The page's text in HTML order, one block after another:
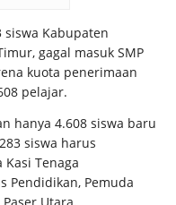
siswa Kabupaten
gagal masuk SMP
kuota penerimaan
pelajar.
hanya 4.608 siswa baru
siswa harus
Kasi Tenaga
Pendidikan, Pemuda